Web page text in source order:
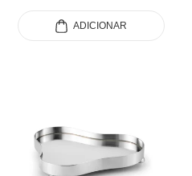
ADICIONAR